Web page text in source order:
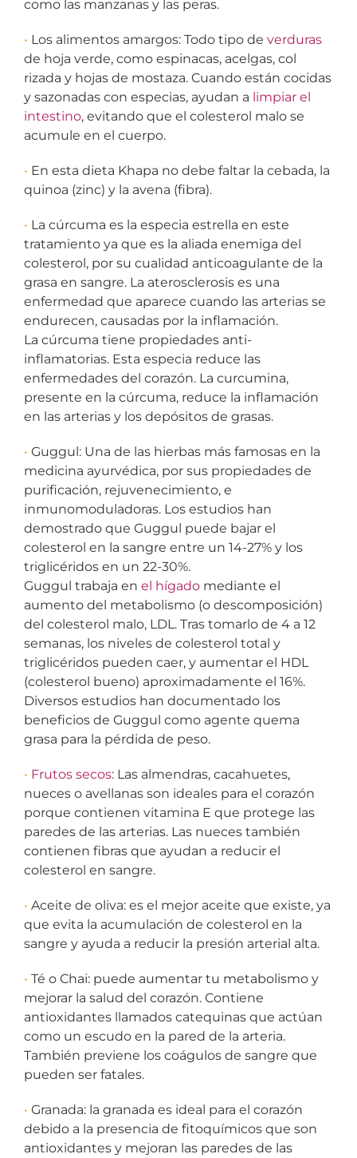
como las manzanas y las peras.
• Los alimentos amargos: Todo tipo de verduras
de hoja verde, como espinacas, acelgas, col
rizada y hojas de mostaza. Cuando están cocidas
y sazonadas con especias, ayudan a limpiar el
intestino, evitando que el colesterol malo se
acumule en el cuerpo.
• En esta dieta Khapa no debe faltar la cebada, la
quinoa (zinc) y la avena (fibra).
• La cúrcuma es la especia estrella en este
tratamiento ya que es la aliada enemiga del
colesterol, por su cualidad anticoagulante de la
grasa en sangre. La aterosclerosis es una
enfermedad que aparece cuando las arterias se
endurecen, causadas por la inflamación.
La cúrcuma tiene propiedades anti-
inflamatorias. Esta especia reduce las
enfermedades del corazón. La curcumina,
presente en la cúrcuma, reduce la inflamación
en las arterias y los depósitos de grasas.
• Guggul: Una de las hierbas más famosas en la
medicina ayurvédica, por sus propiedades de
purificación, rejuvenecimiento, e
inmunomoduladoras. Los estudios han
demostrado que Guggul puede bajar el
colesterol en la sangre entre un 14-27% y los
triglicéridos en un 22-30%.
Guggul trabaja en el hígadomediante el
aumento del metabolismo (o descomposición)
del colesterol malo, LDL. Tras tomarlo de 4 a 12
semanas, los niveles de colesterol total y
triglicéridos pueden caer, y aumentar el HDL
(colesterol bueno) aproximadamente el 16%.
Diversos estudios han documentado los
beneficios de Guggul como agente quema
grasa para la pérdida de peso.
• Frutos secos: Las almendras, cacahuetes,
nueces o avellanas son ideales para el corazón
porque contienen vitamina E que protege las
paredes de las arterias. Las nueces también
contienen fibras que ayudan a reducir el
colesterol en sangre.
• Aceite de oliva: es el mejor aceite que existe, ya
que evita la acumulación de colesterol en la
sangre y ayuda a reducir la presión arterial alta.
• Té o Chai: puede aumentar tu metabolismo y
mejorar la salud del corazón. Contiene
antioxidantes llamados catequinas que actúan
como un escudo en la pared de la arteria.
También previene los coágulos de sangre que
pueden ser fatales.
• Granada: la granada es ideal para el corazón
debido a la presencia de fitoquímicos que son
antioxidantes y mejoran las paredes de las